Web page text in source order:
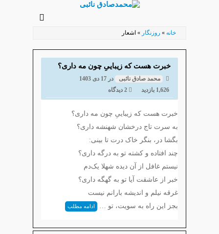
محتوای
خانه » روزنگار » اشعار
خبرت هست که زیباییِ چون مه داری؟
محمد صادق نائبی در 17 دی 1403
1,626 بازدید
2 دیدگاه
خبرت هست که زیباییِ چون مه داری؟
به سرت تاج درخشان شهنشه داری؟
بگشا‌ در، بنگر خاک درت تا بینی:
چند افتاده و‌ کشته تو به درگه داری؟
نیستم غافل از آن دیده شهلا یک‌دم
خبر از عاشقت آیا تو به گهگه داری؟
غرقه نیلم و اندیشه بارانم نیست
بجز این راه به سویت، تو …
ادامه مطلب